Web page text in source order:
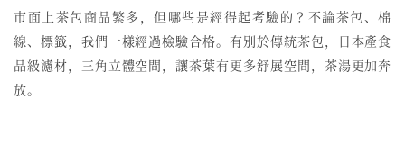
市面上茶包商品繁多，但哪些是經得起考驗的？不論茶包、棉
線、標籤，我們一樣經過檢驗合格。有別於傳統茶包，日本產食
品級濾材，三角立體空間，讓茶葉有更多舒展空間，茶湯更加奔
放。